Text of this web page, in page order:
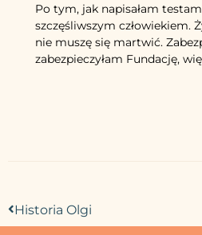
Po tym, jak napisałam
szczęśliwszym człowiekiem.
nie muszę się martwić.
zabezpieczyłam Fundację,
Historia Olgi